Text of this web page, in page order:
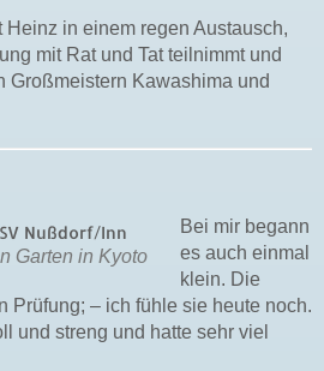
in einem regen Austausch,
mit Rat und Tat teilnimmt und
Großmeistern Kawashima und
Garten in Kyoto
Bei mir begann
es auch einmal
klein. Die
Prüfung; – ich fühle sie heute noch.
und streng und hatte sehr viel